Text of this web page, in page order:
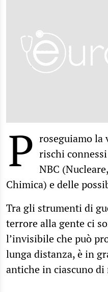
P roseguiamo la
rischi
NBC
Chimica) e delle
Tra gli strumenti di
terrore alla gente ci
l’invisibile che può
lunga distanza, è in
antiche in ciascuno di